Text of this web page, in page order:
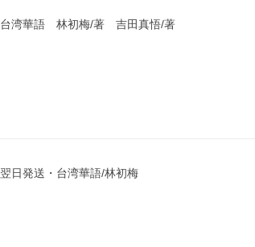
台湾華語 林初梅/著 吉田真悟/著
翌日発送・台湾華語/林初梅